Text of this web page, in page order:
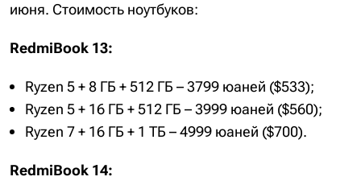
июня. Стоимость ноутбуков:
RedmiBook 13:
Ryzen 5 + 8 ГБ + 512 ГБ – 3799 юаней ($533);
Ryzen 5 + 16 ГБ + 512 ГБ – 3999 юаней ($560);
Ryzen 7 + 16 ГБ + 1 ТБ – 4999 юаней ($700).
RedmiBook 14: